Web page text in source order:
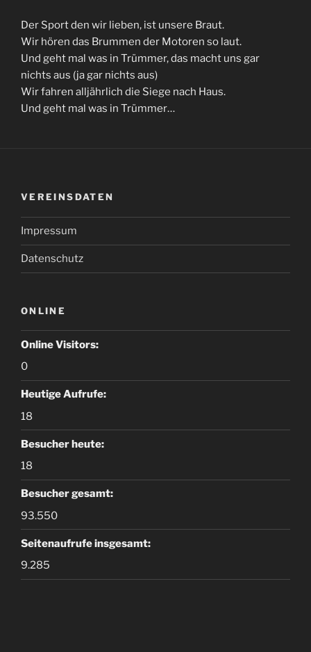
Der Sport den wir lieben, ist unsere Braut.
Wir hören das Brummen der Motoren so laut.
Und geht mal was in Trümmer, das macht uns gar
nichts aus (ja gar nichts aus)
Wir fahren alljährlich die Siege nach Haus.
Und geht mal was in Trümmer…
VEREINSDATEN
Impressum
Datenschutz
ONLINE
Online Visitors:
0
Heutige Aufrufe:
18
Besucher heute:
18
Besucher gesamt:
93.550
Seitenaufrufe insgesamt:
9.285